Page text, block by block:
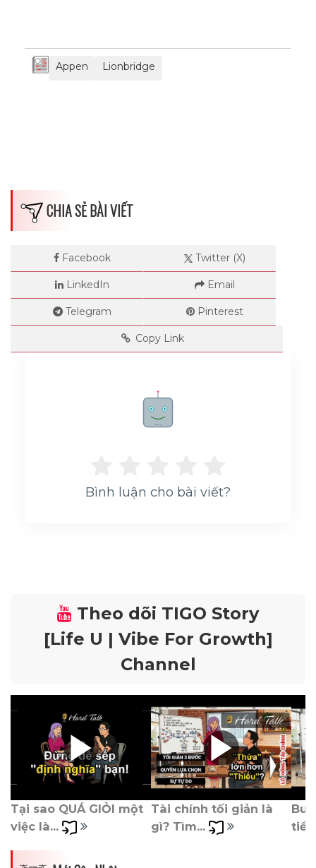
Appen Lionbridge
CHIA SẺ BÀI VIẾT
Facebook Twitter (X)
LinkedIn Email
Telegram Pinterest
Copy Link
Rate me!
Bình luận cho bài viết?
Theo dõi TIGO Story
[Life U | Vibe For Growth]
Channel
Tại sao QUÁ GIỎI một
việc là...
Tài chính tối giản là
gì? Tìm...